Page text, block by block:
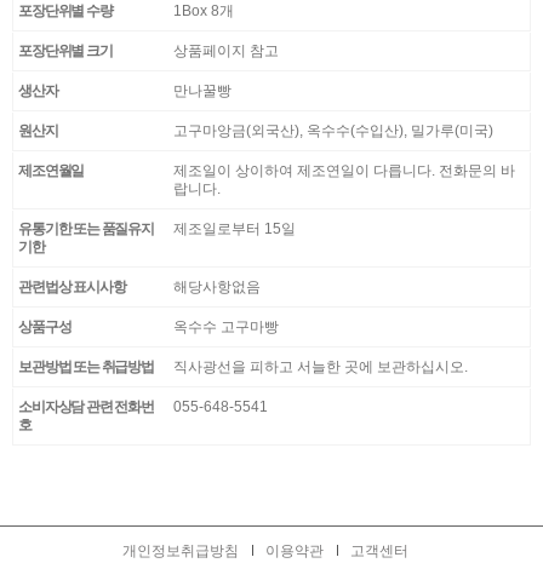
포장단위별 수량 1Box 8개
포장단위별 크기 상품페이지 참고
생산자 만나꿀빵
원산지 고구마앙금(외국산), 옥수수(수입산), 밀가루(미국)
제조연월일
제조일이 상이하여 제조연일이 다릅니다. 전화문의 바
랍니다.
유통기한 또는 품질유지
기한
제조일로부터 15일
관련법상 표시사항 해당사항없음
상품구성 옥수수 고구마빵
보관방법 또는 취급방법 직사광선을 피하고 서늘한 곳에 보관하십시오.
소비자상담 관련 전화번
호
055-648-5541
개인정보취급방침 이용약관 고객센터